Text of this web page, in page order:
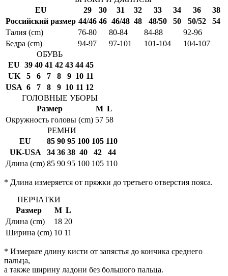
EU
29 30 31 32 33 34 36
38
Российский размер 44/46 46 46/48 48 48/50 50 50/52
54
Талия (cm)
76-80 80-84 84-88
92-96
Бедра (cm)
94-97 97-101 101-104
104-107
ОБУВЬ
EU 39 40 41 42 43 44 45
UK
5 6 7 8 9 10 11
USA 6 7 8 9 10 11 12
ГОЛОВНЫЕ УБОРЫ
Размер
M L
Окружность головы (cm) 57 58
РЕМНИ
EU
85 90 95 100 105 110
UK-USA
34 36 38 40 42
44
Длина (cm) 85 90 95 100 105 110
* Длина измеряется от пряжки до третьего отверстия пояса.
ПЕРЧАТКИ
Размер
M L
Длина (cm)
18 20
Ширина (cm) 10 11
* Измерьте длину кисти от запястья до кончика среднего
пальца,
а также ширину ладони без большого пальца.